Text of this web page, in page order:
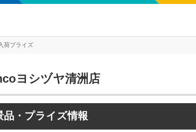
荷プライズ
ヨシヅヤ清洲店
品・プライズ情報